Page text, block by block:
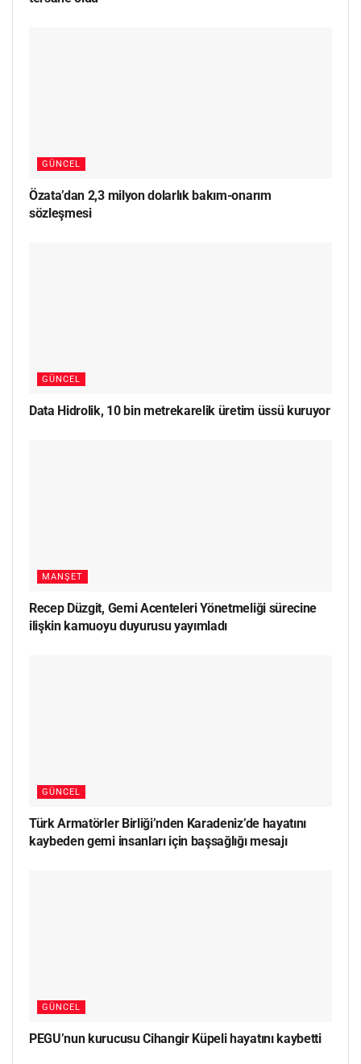
GÜNCEL
Özata’dan 2,3 milyon dolarlık bakım-onarım
sözleşmesi
GÜNCEL
Data Hidrolik, 10 bin metrekarelik üretim üssü kuruyor
MANŞET
Recep Düzgit, Gemi Acenteleri Yönetmeliği sürecine
ilişkin kamuoyu duyurusu yayımladı
GÜNCEL
Türk Armatörler Birliği’nden Karadeniz’de hayatını
kaybeden gemi insanları için başsağlığı mesajı
GÜNCEL
PEGU’nun kurucusu Cihangir Küpeli hayatını kaybetti